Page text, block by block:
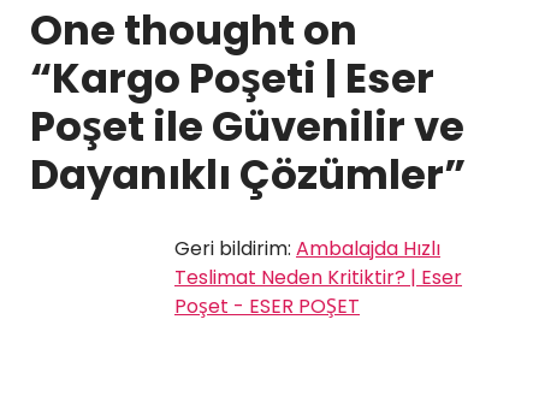
One thought on
“Kargo Poşeti | Eser
Poşet ile Güvenilir ve
Dayanıklı Çözümler”
Geri bildirim: Ambalajda Hızlı
Teslimat Neden Kritiktir? | Eser
Poşet - ESER POŞET